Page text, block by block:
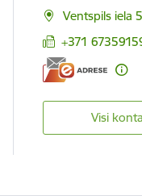
Ventspils iela
+371
Visi